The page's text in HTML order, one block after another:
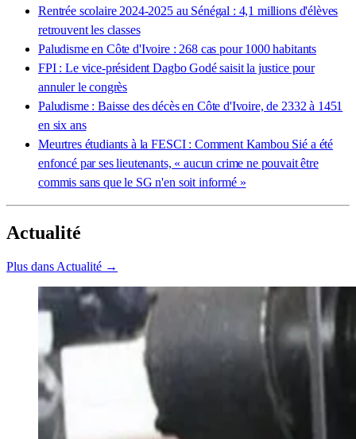
Rentrée scolaire 2024-2025 au Sénégal : 4,1 millions d'élèves
retrouvent les classes
Paludisme en Côte d'Ivoire : 268 cas pour 1000 habitants
FPI : Le vice-président Dagbo Godé saisit la justice pour
annuler le congrès
Paludisme : Baisse des décès en Côte d'Ivoire, de 2332 à 1451
en six ans
Meurtres étudiants à la FESCI : Comment Kambou Sié a été
enfoncé par ses lieutenants, « aucun crime ne pouvait être
commis sans que le SG n'en soit informé »
Actualité
Plus dans Actualité →